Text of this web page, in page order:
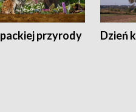
przyrody Dzień